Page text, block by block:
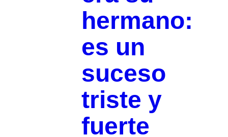
hermano:
es un
suceso
triste y
fuerte